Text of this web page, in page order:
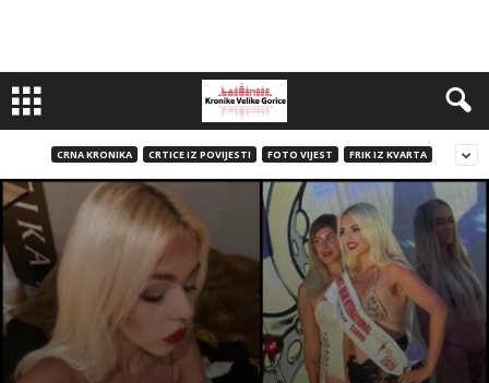
CRNA KRONIKA CRTICE IZ POVIJESTI FOTO VIJEST FRIK IZ KVARTA